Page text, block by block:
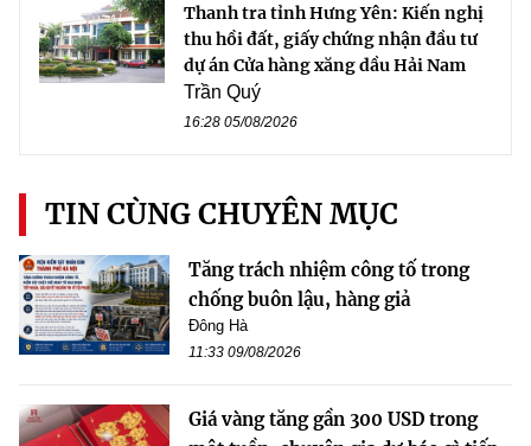
Thanh tra tỉnh Hưng Yên: Kiến nghị
thu hồi đất, giấy chứng nhận đầu tư
dự án Cửa hàng xăng dầu Hải Nam
Trần Quý
16:28 05/08/2026
TIN CÙNG CHUYÊN MỤC
Tăng trách nhiệm công tố trong
chống buôn lậu, hàng giả
Đông Hà
11:33 09/08/2026
Giá vàng tăng gần 300 USD trong